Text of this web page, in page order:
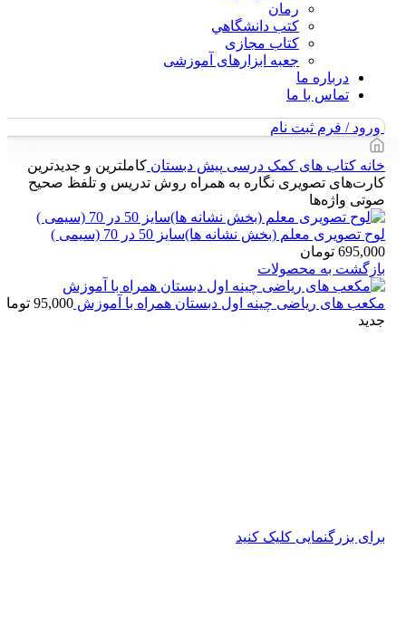
رمان
كتب دانشگاهي
کتاب مجازی
جعبه ابزارهای آموزشی
درباره ما
تماس با ما
ورود / فرم ثبت نام
خانه کتاب های کمک درسی پیش دبستان کاملترین و جدیدترین
کارت‌های تصویری نگاره به همراه روش تدریس و تلفظ صحیح
صوتی واژه‌ها
لوح تصويری معلم (بخش نشانه ها)سایز 50 در 70 (سیمی )
695,000 تومان
بازگشت به محصولات
مکعب های ریاضی چینه اول دبستان همراه با آموزش 95,000
جدید
برای بزرگنمایی کلیک کنید